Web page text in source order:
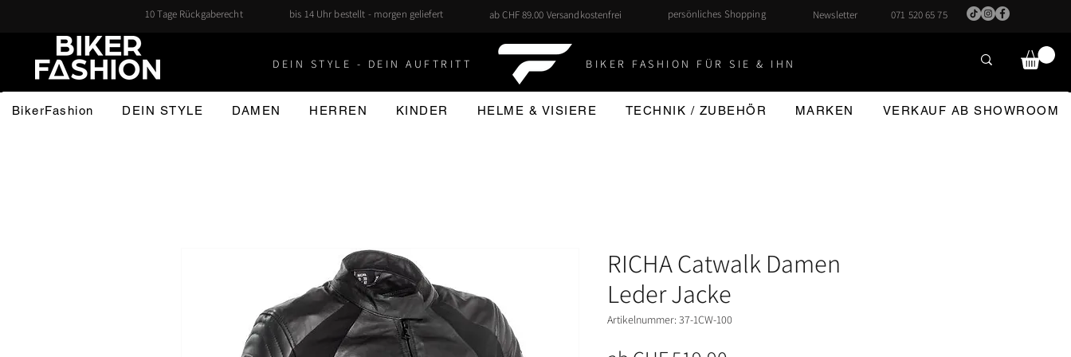
10 Tage Rückgaberecht bis 14 Uhr bestellt - morgen geliefert ab CHF 89.00 Versandkostenfrei persönliches Shopping Newsletter 071 520 65 75
DEIN STYLE - DEIN AUFTRITT BIKER FASHION FÜR SIE & IHN
BikerFashion DEIN STYLE DAMEN HERREN KINDER HELME & VISIERE TECHNIK / ZUBEHÖR MARKEN VERKAUF AB SHOWROOM
RICHA Catwalk Damen
Leder Jacke
Artikelnummer: 37-1CW-100